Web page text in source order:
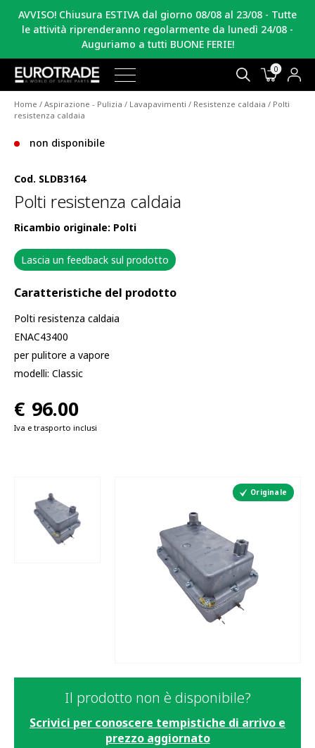
AVVISO! Chiusura ESTIVA dal giorno 08/08 al 23/08 - Tutte
le attività riprenderanno regolarmente da lunedì 24/08 -
Auguriamo a tutti BUONE FERIE!
0
Home / Aspirazione - Pulizia / Lavapavimenti / Resistenze caldaia / Polti
resistenza caldaia
Originale
Il prodotto non è disponibile?
Scrivici per conoscere tempistiche di arrivo e
prezzo aggiornato
non disponibile
Cod. SLDB3164
Polti resistenza caldaia
Ricambio originale: Polti
Lascia un feedback sul prodotto
Caratteristiche del prodotto
Polti resistenza caldaia
ENAC43400
per pulitore a vapore
modelli: Classic
Iva e trasporto inclusi
€ 96.00